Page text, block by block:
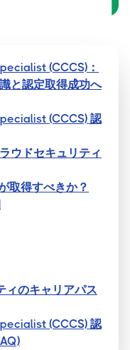
(CCCS)：
と認定取得成功へ
(CCCS) 認
ウドセキュリティ
取得すべきか？
ィのキャリアパス
(CCCS) 認